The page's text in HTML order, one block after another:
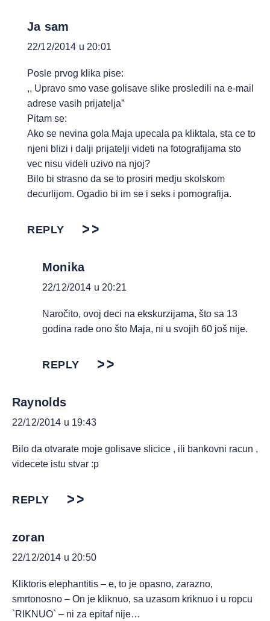
Ja sam
22/12/2014 u 20:01
Posle prvog klika pise:
,, Upravo smo vase golisave slike prosledili na e-mail
adrese vasih prijatelja”
Pitam se:
Ako se nevina gola Maja upecala pa kliktala, sta ce to
njeni blizi i dalji prijatelji videti na fotografijama sto
vec nisu videli uzivo na njoj?
Bilo bi strasno da se to prosiri medju skolskom
decurlijom. Ogadio bi im se i seks i pornografija.
REPLY
Monika
22/12/2014 u 20:21
Naročito, ovoj deci na ekskurzijama, što sa 13
godina rade ono što Maja, ni u svojih 60 još nije.
REPLY
Raynolds
22/12/2014 u 19:43
Bilo da otvarate moje golisave slicice , ili bankovni racun ,
videcete istu stvar :p
REPLY
zoran
22/12/2014 u 20:50
Kliktoris elephantitis – e, to je opasno, zarazno,
smrtonosno – On je kliknuo, sa uzasom kriknuo i u ropcu
`RIKNUO` – ni za epitaf nije…